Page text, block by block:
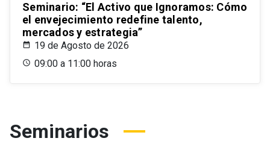
Seminario: “El Activo que Ignoramos: Cómo
el envejecimiento redefine talento,
mercados y estrategia”
19 de Agosto de 2026
09:00 a 11:00 horas
Seminarios